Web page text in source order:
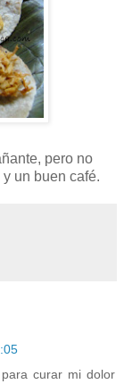
pero no
un buen café.
curar mi dolor